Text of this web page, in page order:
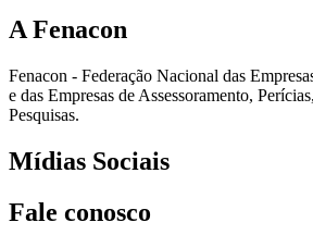
A Fenacon
Fenacon - Federação Nacional das
e das Empresas de Assessoramento,
Pesquisas.
Mídias Sociais
Fale conosco